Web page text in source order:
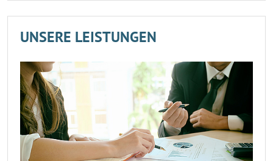
UNSERE LEISTUNGEN